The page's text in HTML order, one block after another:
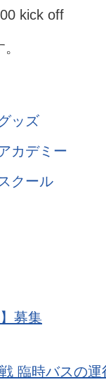
kick off
ッズ
カデミー
スクール
募集
臨時バスの運